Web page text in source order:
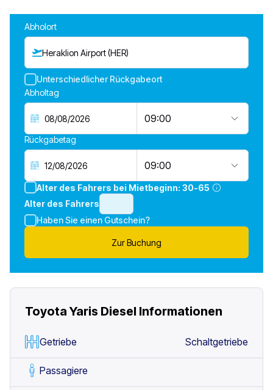
Abholort
Heraklion Airport (HER)
Unterschiedlicher Rückgabeort
Abholtag
09:00
Rückgabetag
09:00
Alter des Fahrers bei Mietbeginn: 30-65
Alter des Fahrers
Haben Sie einen Gutschein?
Zur Buchung
Toyota Yaris Diesel Informationen
Getriebe Schaltgetriebe
Passagiere